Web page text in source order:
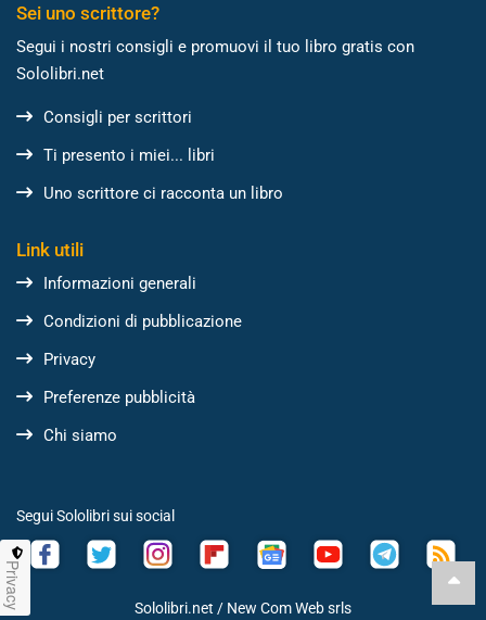
Sei uno scrittore?
Segui i nostri consigli e promuovi il tuo libro gratis con
Sololibri.net
Consigli per scrittori
Ti presento i miei... libri
Uno scrittore ci racconta un libro
Link utili
Informazioni generali
Condizioni di pubblicazione
Privacy
Preferenze pubblicità
Chi siamo
Segui Sololibri sui social
Sololibri.net / New Com Web srls
Privacy